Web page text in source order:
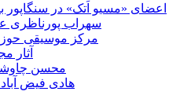
اعضای «مسیو اَتک» در سنگاپور
سهراب پورناظری
مرکز موسیقی
آثار
محسن
هادی فیض